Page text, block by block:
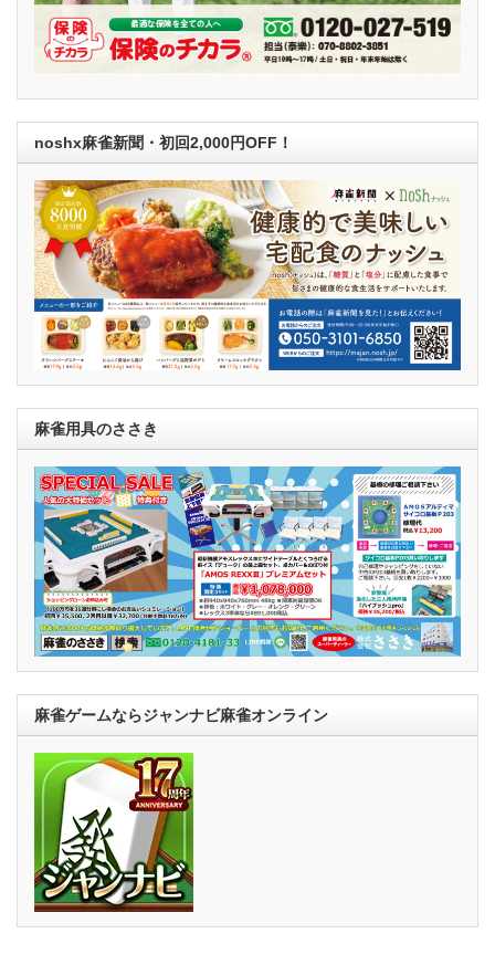
noshx麻雀新聞・初回2,000円OFF！
麻雀用具のささき
麻雀ゲームならジャンナビ麻雀オンライン